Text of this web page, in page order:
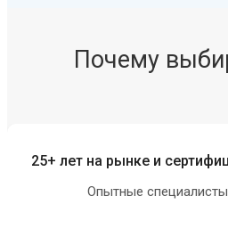
Почему
25+ лет на рынке и
Опытные